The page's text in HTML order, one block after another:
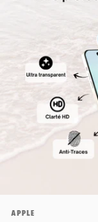
Distributeur:
APPLE